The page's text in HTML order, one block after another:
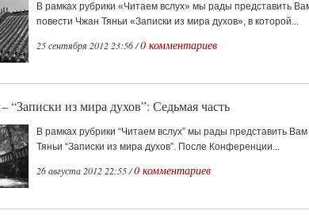
В рамках рубрики «Читаем вслух» мы рады представить
повести Чжан Тяньи «Записки из мира духов», в которой...
25 сентября 2012 23:56 /0 комментариев
“Записки из мира духов”: Седьмая часть
В рамках рубрики “Читаем вслух” мы рады представить
Тяньи “Записки из мира духов”. После Конференции...
26 августа 2012 22:55 /0 комментариев